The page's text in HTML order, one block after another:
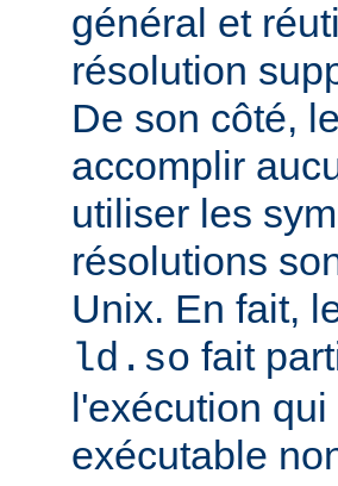
général et
résolution
De son côté,
accomplir
utiliser les
résolutions
Unix. En fait,
ld.so fait
l'exécution
exécutable